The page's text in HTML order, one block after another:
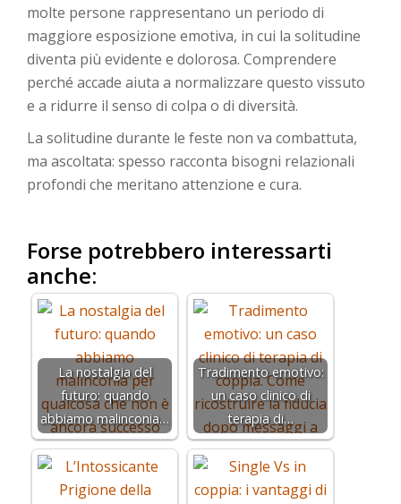
molte persone rappresentano un periodo di
maggiore esposizione emotiva, in cui la solitudine
diventa più evidente e dolorosa. Comprendere
perché accade aiuta a normalizzare questo vissuto
e a ridurre il senso di colpa o di diversità.
La solitudine durante le feste non va combattuta,
ma ascoltata: spesso racconta bisogni relazionali
profondi che meritano attenzione e cura.
Forse potrebbero interessarti
anche:
La nostalgia del
futuro: quando
abbiamo malinconia…
Tradimento emotivo:
un caso clinico di
terapia di…